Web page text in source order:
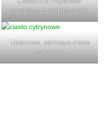
cytrynowe przed pieczeniem
Upieczone, pachnące ciasto
cytrynowe